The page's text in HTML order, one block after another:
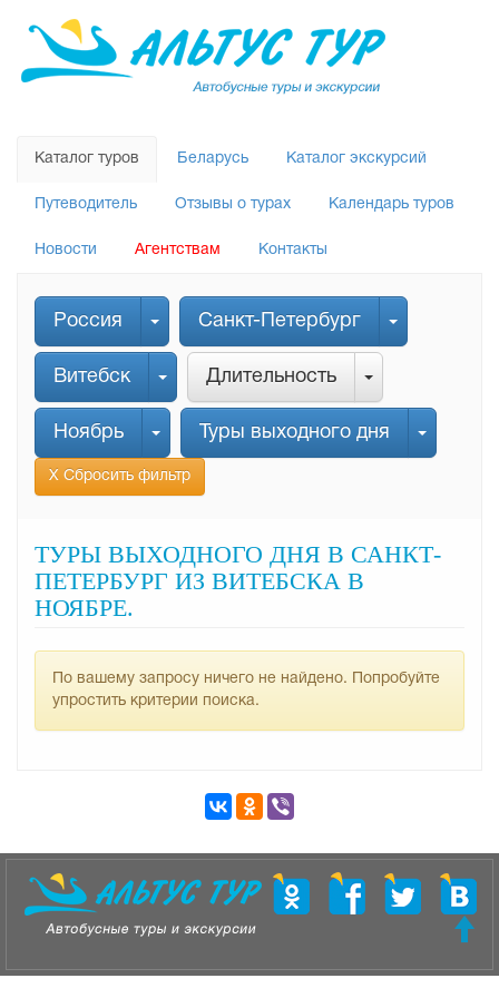
Каталог туров Беларусь Каталог экскурсий
Путеводитель Отзывы о турах Календарь туров
Новости Агентствам Контакты
Россия Санкт-Петербург
Витебск Длительность
Ноябрь Туры выходного дня
Х Сбросить фильтр
ТУРЫ ВЫХОДНОГО ДНЯ В САНКТ-
ПЕТЕРБУРГ ИЗ ВИТЕБСКА В
НОЯБРЕ.
По вашему запросу ничего не найдено. Попробуйте
упростить критерии поиска.